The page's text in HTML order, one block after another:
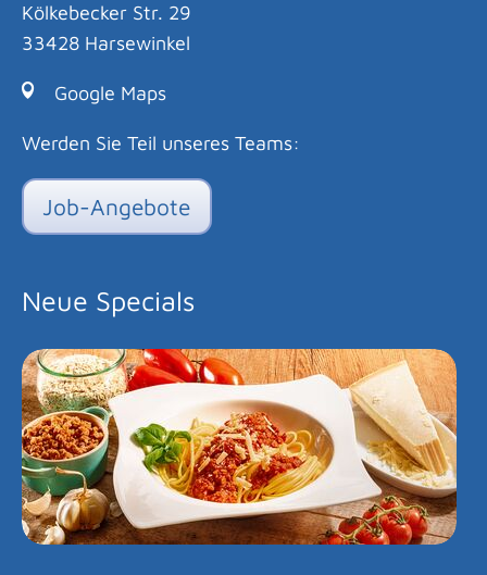
Kölkebecker Str. 29
33428 Harsewinkel
Google Maps
Werden Sie Teil unseres Teams:
Job-Angebote
Neue Specials